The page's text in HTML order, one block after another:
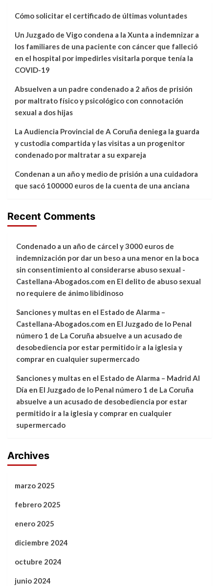
Cómo solicitar el certificado de últimas voluntades
Un Juzgado de Vigo condena a la Xunta a indemnizar a
los familiares de una paciente con cáncer que falleció
en el hospital por impedirles visitarla porque tenía la
COVID-19
Absuelven a un padre condenado a 2 años de prisión
por maltrato físico y psicológico con connotación
sexual a dos hijas
La Audiencia Provincial de A Coruña deniega la guarda
y custodia compartida y las visitas a un progenitor
condenado por maltratar a su expareja
Condenan a un año y medio de prisión a una cuidadora
que sacó 100000 euros de la cuenta de una anciana
Recent Comments
Condenado a un año de cárcel y 3000 euros de
indemnización por dar un beso a una menor en la boca
sin consentimiento al considerarse abuso sexual -
Castellana-Abogados.com en El delito de abuso sexual
no requiere de ánimo libidinoso
Sanciones y multas en el Estado de Alarma –
Castellana-Abogados.com en El Juzgado de lo Penal
número 1 de La Coruña absuelve a un acusado de
desobediencia por estar permitido ir a la iglesia y
comprar en cualquier supermercado
Sanciones y multas en el Estado de Alarma – Madrid Al
Día en El Juzgado de lo Penal número 1 de La Coruña
absuelve a un acusado de desobediencia por estar
permitido ir a la iglesia y comprar en cualquier
supermercado
Archives
marzo 2025
febrero 2025
enero 2025
diciembre 2024
octubre 2024
junio 2024